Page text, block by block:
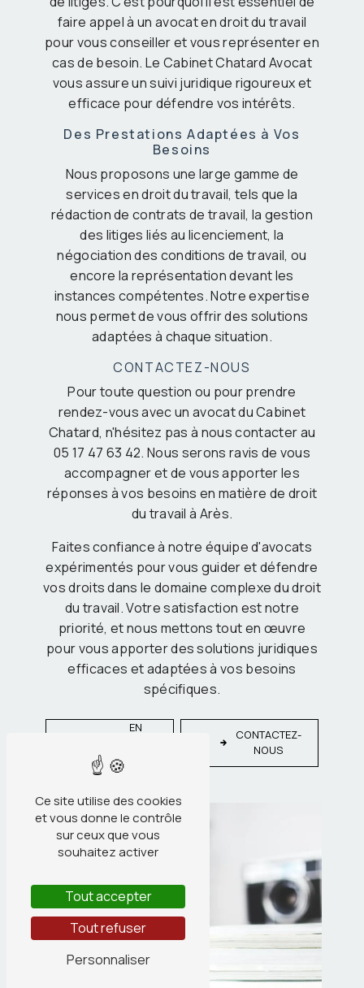
faire appel à un avocat en droit du travail
pour vous conseiller et vous représenter en
cas de besoin. Le Cabinet Chatard Avocat
vous assure un suivi juridique rigoureux et
efficace pour défendre vos intérêts.
Des Prestations Adaptées à Vos
Besoins
Nous proposons une large gamme de
services en droit du travail, tels que la
rédaction de contrats de travail, la gestion
des litiges liés au licenciement, la
négociation des conditions de travail, ou
encore la représentation devant les
instances compétentes. Notre expertise
nous permet de vous offrir des solutions
adaptées à chaque situation.
CONTACTEZ-NOUS
Pour toute question ou pour prendre
rendez-vous avec un avocat du Cabinet
Chatard, n'hésitez pas à nous contacter au
05 17 47 63 42. Nous serons ravis de vous
accompagner et de vous apporter les
réponses à vos besoins en matière de droit
du travail à Arès.
Faites confiance à notre équipe d'avocats
expérimentés pour vous guider et défendre
vos droits dans le domaine complexe du droit
du travail. Votre satisfaction est notre
priorité, et nous mettons tout en œuvre
pour vous apporter des solutions juridiques
efficaces et adaptées à vos besoins
spécifiques.
EN
CONTACTEZ-
NOUS
Ce site utilise des cookies
et vous donne le contrôle
sur ceux que vous
souhaitez activer
Tout accepter
Tout refuser
Personnaliser